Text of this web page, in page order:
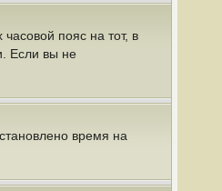
пояс на тот, в
Если вы не
время на